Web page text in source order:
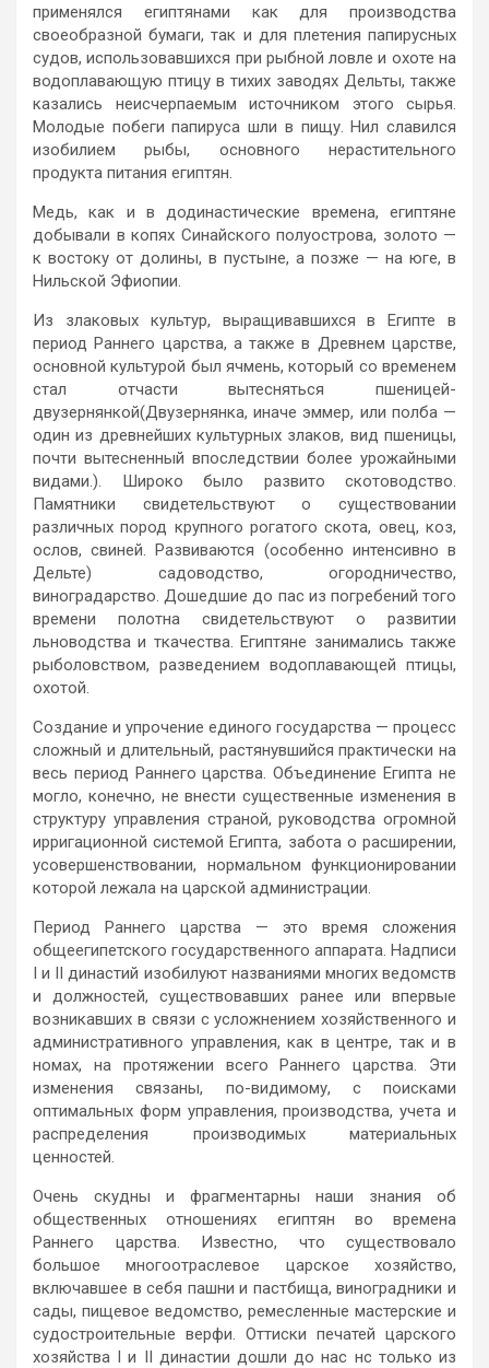
применялся египтянами как для производства
своеобразной бумаги, так и для плетения папирусных
судов, использовавшихся при рыбной ловле и охоте на
водоплавающую птицу в тихих заводях Дельты, также
казались неисчерпаемым источником этого сырья.
Молодые побеги папируса шли в пищу. Нил славился
изобилием рыбы, основного нерастительного
продукта питания египтян.
Медь, как и в додинастические времена, египтяне
добывали в копях Синайского полуострова, золото —
к востоку от долины, в пустыне, а позже — на юге, в
Нильской Эфиопии.
Из злаковых культур, выращивавшихся в Египте в
период Раннего царства, а также в Древнем царстве,
основной культурой был ячмень, который со временем
стал отчасти вытесняться пшеницей-
двузернянкой(Двузернянка, иначе эммер, или полба —
один из древнейших культурных злаков, вид пшеницы,
почти вытесненный впоследствии более урожайными
видами.). Широко было развито скотоводство.
Памятники свидетельствуют о существовании
различных пород крупного рогатого скота, овец, коз,
ослов, свиней. Развиваются (особенно интенсивно в
Дельте) садоводство, огородничество,
виноградарство. Дошедшие до пас из погребений того
времени полотна свидетельствуют о развитии
льноводства и ткачества. Египтяне занимались также
рыболовством, разведением водоплавающей птицы,
охотой.
Создание и упрочение единого государства — процесс
сложный и длительный, растянувшийся практически на
весь период Раннего царства. Объединение Египта не
могло, конечно, не внести существенные изменения в
структуру управления страной, руководства огромной
ирригационной системой Египта, забота о расширении,
усовершенствовании, нормальном функционировании
которой лежала на царской администрации.
Период Раннего царства — это время сложения
общеегипетского государственного аппарата. Надписи
I и II династий изобилуют названиями многих ведомств
и должностей, существовавших ранее или впервые
возникавших в связи с усложнением хозяйственного и
административного управления, как в центре, так и в
номах, на протяжении всего Раннего царства. Эти
изменения связаны, по-видимому, с поисками
оптимальных форм управления, производства, учета и
распределения производимых материальных
ценностей.
Очень скудны и фрагментарны наши знания об
общественных отношениях египтян во времена
Раннего царства. Известно, что существовало
большое многоотраслевое царское хозяйство,
включавшее в себя пашни и пастбища, виноградники и
сады, пищевое ведомство, ремесленные мастерские и
судостроительные верфи. Оттиски печатей царского
хозяйства I и II династии дошли до нас нс только из